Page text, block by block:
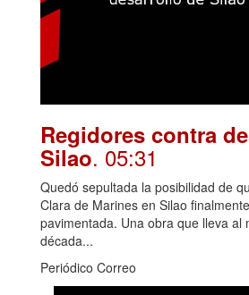
Regidores contra
Silao. 05:31
Quedó sepultada la posibilidad de
Clara de Marines en Silao
pavimentada. Una obra que lleva al
década...
Periódico Correo